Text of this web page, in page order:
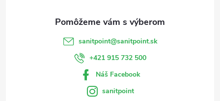
sanitpoint@sanitpoint.sk
+421 915 732 500
Náš Facebook
sanitpoint